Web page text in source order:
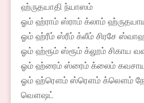
ஹ்ருதயாதி ந்யாஸம்
ஓம் ஹ்ராம் ஸ்ராம் க்லாம்
ஓம் ஹ்ரீம் ஸ்ரீம் க்லீம் சிரசே
ஓம் ஹ்ரூம் ஸ்ரூம் க்லூம் சிகாய
ஓம் ஹ்ரைம் ஸ்ரைம் க்லைம்
ஓம் ஹ்ரௌம் ஸ்ரௌம் க்லௌம்
வௌஷட்